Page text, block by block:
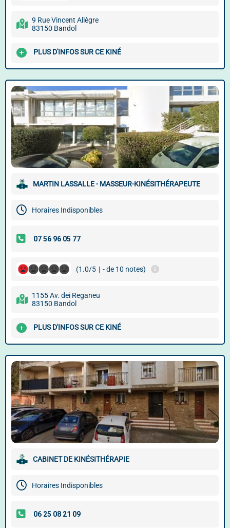
9 Rue Vincent Allègre
83150 Bandol
PLUS D'INFOS SUR CE KINÉ
MARTIN LASSALLE - MASSEUR-KINÉSITHÉRAPEUTE
Horaires Indisponibles
(1.0/5 | - de 10 notes)
1155 Av. dei Reganeu
83150 Bandol
PLUS D'INFOS SUR CE KINÉ
CABINET DE KINÉSITHÉRAPIE
Horaires Indisponibles